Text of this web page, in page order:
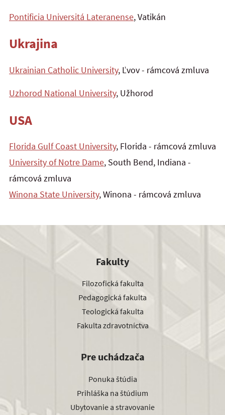
Pontificia Universitá Lateranense, Vatikán
Ukrajina
Ukrainian Catholic University, Ľvov - rámcová zmluva
Uzhorod National University, Užhorod
USA
Florida Gulf Coast University, Florida - rámcová zmluva
University of Notre Dame, South Bend, Indiana -
rámcová zmluva
Winona State University, Winona - rámcová zmluva
Fakulty
Filozofická fakulta
Pedagogická fakulta
Teologická fakulta
Fakulta zdravotníctva
Pre uchádzača
Ponuka štúdia
Prihláška na štúdium
Ubytovanie a stravovanie